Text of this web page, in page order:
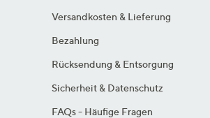
Versandkosten & Lieferung
Bezahlung
Rücksendung & Entsorgung
Sicherheit & Datenschutz
FAQs - Häufige Fragen